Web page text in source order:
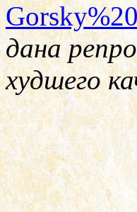
дана
худшего